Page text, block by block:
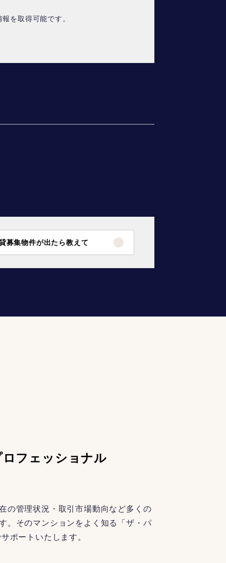
を取得可能です。
募集物件が出たら教えて
フェッショナル
の管理状況・取引市場動向など多くの
。そのマンションをよく知る「ザ・パ
ポートいたします。